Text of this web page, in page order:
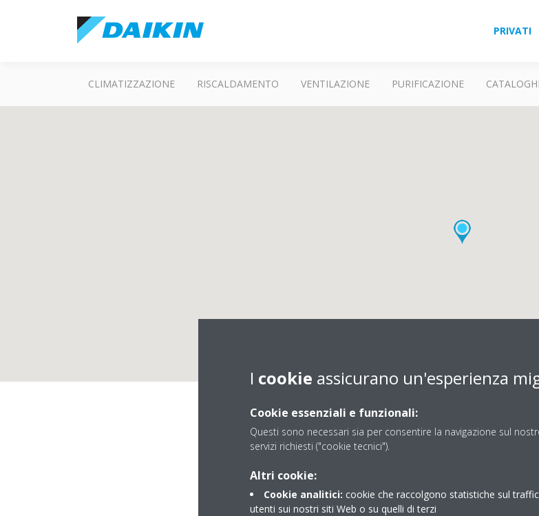
PRIVATI
CLIMATIZZAZIONE RISCALDAMENTO VENTILAZIONE PURIFICAZIONE CATALOGHI
TERMOSERVICE
I cookie assicurano un'esperienza
Cookie essenziali e funzionali:
Questi sono necessari sia per consentire la navigazione sul
servizi richiesti ("cookie tecnici").
Altri cookie:
Cookie analitici: cookie che raccolgono statistiche sul
utenti sui nostri siti Web o su quelli di terzi